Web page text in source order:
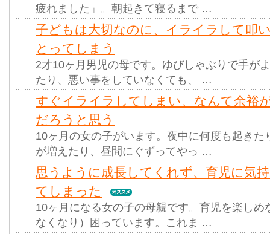
疲れました」。朝起きて寝るまで …
子どもは大切なのに、イライラして叩
とってしまう
2才10ヶ月男児の母です。ゆびしゃぶりで手が
たり、悪い事をしていなくても、 …
すぐイライラしてしまい、なんて余裕
だろうと思う
10ヶ月の女の子がいます。夜中に何度も起きた
が増えたり、昼間にぐずってやっ …
思うように成長してくれず、育児に気
てしまった
10ヶ月になる女の子の母親です。育児を楽しめ
なくなり）困っています。これま …